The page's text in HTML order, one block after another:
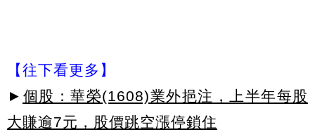
【往下看更多】
► 個股：華榮(1608)業外挹注，上半年每股
大賺逾7元，股價跳空漲停鎖住